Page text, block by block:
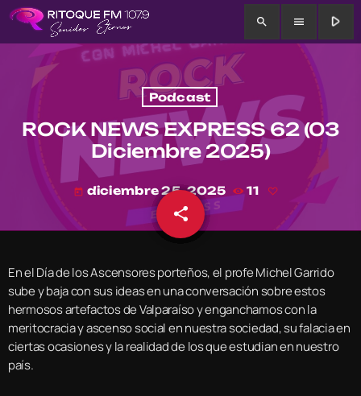
search menu play_arrow
Podcast
ROCK NEWS EXPRESS 62 (03
Diciembre 2025)
today diciembre 25, 2025 11
share
email
En el Día de los Ascensores porteños, el profe Michel Garrido
sube y baja con sus ideas en una conversación sobre estos
hermosos artefactos de Valparaíso y enganchamos con la
meritocracia y ascenso social en nuestra sociedad, su falacia en
ciertas ocasiones y la realidad de los que estudian en nuestro
país.